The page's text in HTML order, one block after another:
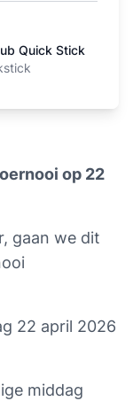
op 22
gaan we dit
22 april 2026
middag
Quick Stick